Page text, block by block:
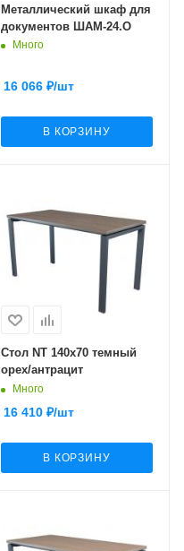
Металлический шкаф для
документов ШАМ-24.О
Много
16 066₽/шт
В КОРЗИНУ
Стол NT 140x70 темный
орех/антрацит
Много
16 410₽/шт
В КОРЗИНУ